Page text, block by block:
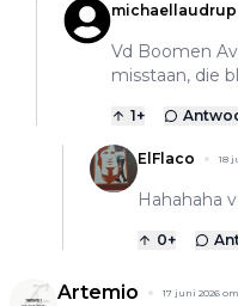
michaellaudrup
Vd Boomen
misstaan, die
1+
ElFlaco 18
Hahahaha
0+
Artemio 17 juni 2026 om